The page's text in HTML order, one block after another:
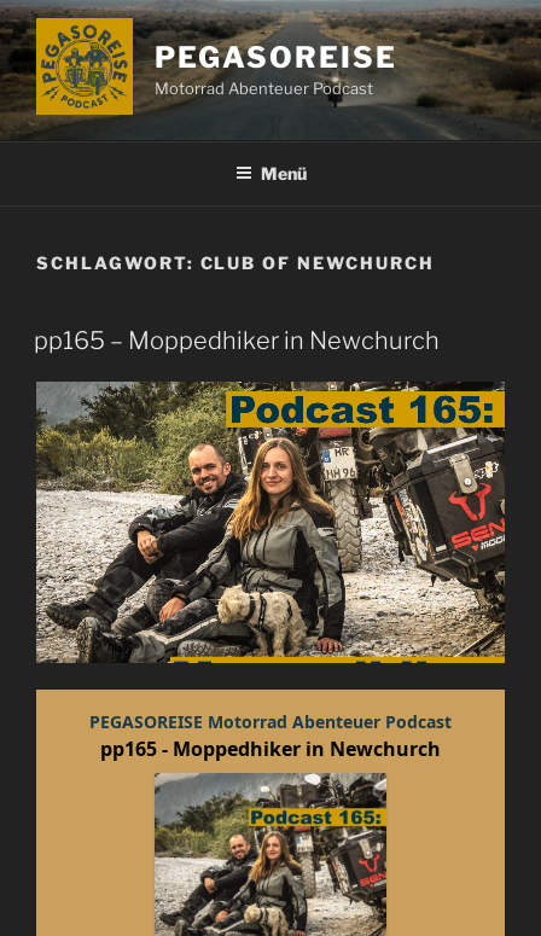
Zum
Inhalt
springen
PEGASOREISE
Motorrad Abenteuer Podcast
Menü
SCHLAGWORT: CLUB OF NEWCHURCH
pp165 – Moppedhiker in Newchurch